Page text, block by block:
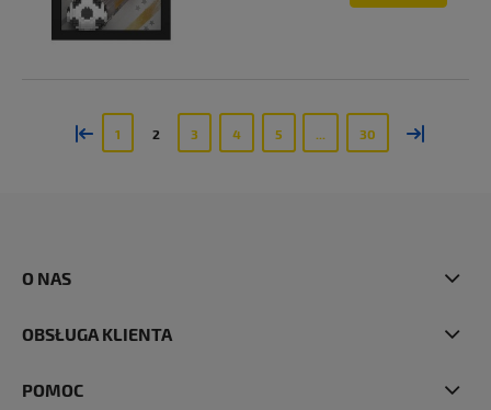
« 1 2 3 4 5 ... 30 »
O NAS
OBSŁUGA KLIENTA
POMOC